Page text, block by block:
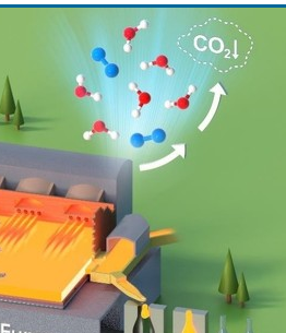
知財マネジメント
海外生産
グローバル設計・開発
制御セキュリティ
新型コロナへの対応